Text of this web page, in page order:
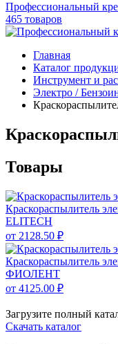
Профессиональный
465 товаров
Главная
Каталог
Инструмент и
Электро /
Товары
Краскораспылитель
ELITECH
от 2128.50 ₽
Краскораспылитель
ФИОЛЕНТ
от 4125.00 ₽
Загрузите полный
Скачать каталог